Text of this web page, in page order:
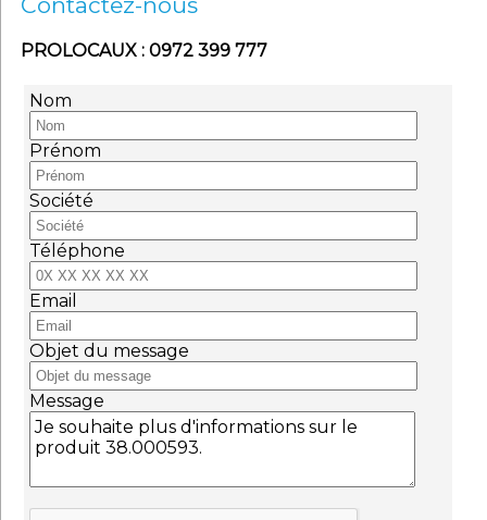
PROLOCAUX : 0972 399 777
Nom
Prénom
Société
Téléphone
Email
Objet du message
Message